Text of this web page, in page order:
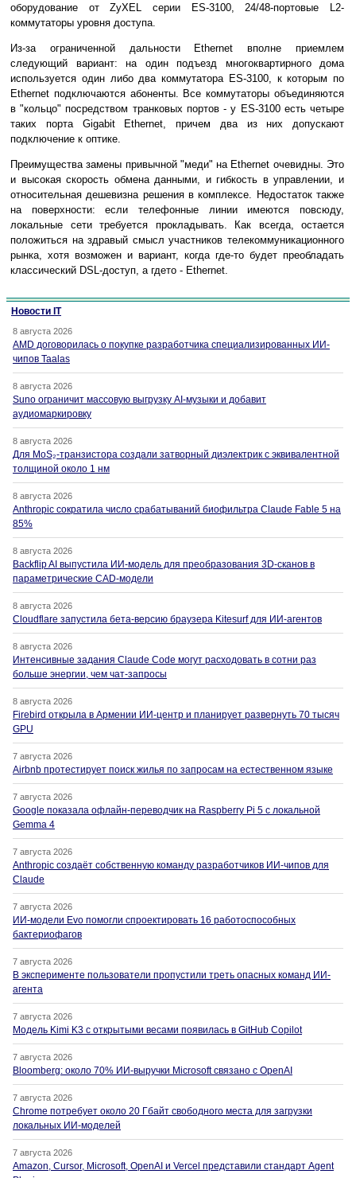
оборудование от ZyXEL серии ES-3100, 24/48-портовые L2-
коммутаторы уровня доступа.
Из-за ограниченной дальности Ethernet вполне приемлем
следующий вариант: на один подъезд многоквартирного дома
используется один либо два коммутатора ES-3100, к которым по
Ethernet подключаются абоненты. Все коммутаторы объединяются
в "кольцо" посредством транковых портов - у ES-3100 есть четыре
таких порта Gigabit Ethernet, причем два из них допускают
подключение к оптике.
Преимущества замены привычной "меди" на Ethernet очевидны. Это
и высокая скорость обмена данными, и гибкость в управлении, и
относительная дешевизна решения в комплексе. Недостаток также
на поверхности: если телефонные линии имеются повсюду,
локальные сети требуется прокладывать. Как всегда, остается
положиться на здравый смысл участников телекоммуникационного
рынка, хотя возможен и вариант, когда где-то будет преобладать
классический DSL-доступ, а гдето - Ethernet.
Новости IT
8 августа 2026
AMD договорилась о покупке разработчика специализированных ИИ-
чипов Taalas
8 августа 2026
Suno ограничит массовую выгрузку AI-музыки и добавит
аудиомаркировку
8 августа 2026
Для MoS₂-транзистора создали затворный диэлектрик с эквивалентной
толщиной около 1 нм
8 августа 2026
Anthropic сократила число срабатываний биофильтра Claude Fable 5 на
85%
8 августа 2026
Backflip AI выпустила ИИ-модель для преобразования 3D-сканов в
параметрические CAD-модели
8 августа 2026
Cloudflare запустила бета-версию браузера Kitesurf для ИИ-агентов
8 августа 2026
Интенсивные задания Claude Code могут расходовать в сотни раз
больше энергии, чем чат-запросы
8 августа 2026
Firebird открыла в Армении ИИ-центр и планирует развернуть 70 тысяч
GPU
7 августа 2026
Airbnb протестирует поиск жилья по запросам на естественном языке
7 августа 2026
Google показала офлайн-переводчик на Raspberry Pi 5 с локальной
Gemma 4
7 августа 2026
Anthropic создаёт собственную команду разработчиков ИИ-чипов для
Claude
7 августа 2026
ИИ-модели Evo помогли спроектировать 16 работоспособных
бактериофагов
7 августа 2026
В эксперименте пользователи пропустили треть опасных команд ИИ-
агента
7 августа 2026
Модель Kimi K3 с открытыми весами появилась в GitHub Copilot
7 августа 2026
Bloomberg: около 70% ИИ-выручки Microsoft связано с OpenAI
7 августа 2026
Chrome потребует около 20 Гбайт свободного места для загрузки
локальных ИИ-моделей
7 августа 2026
Amazon, Cursor, Microsoft, OpenAI и Vercel представили стандарт Agent